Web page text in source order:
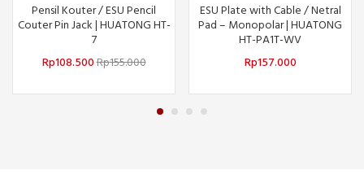
Pensil Kouter / ESU Pencil
Couter Pin Jack | HUATONG HT-
7
Rp108.500Rp155.000
ESU Plate with Cable / Netral
Pad – Monopolar | HUATONG
HT-PA1T-WV
Rp157.000